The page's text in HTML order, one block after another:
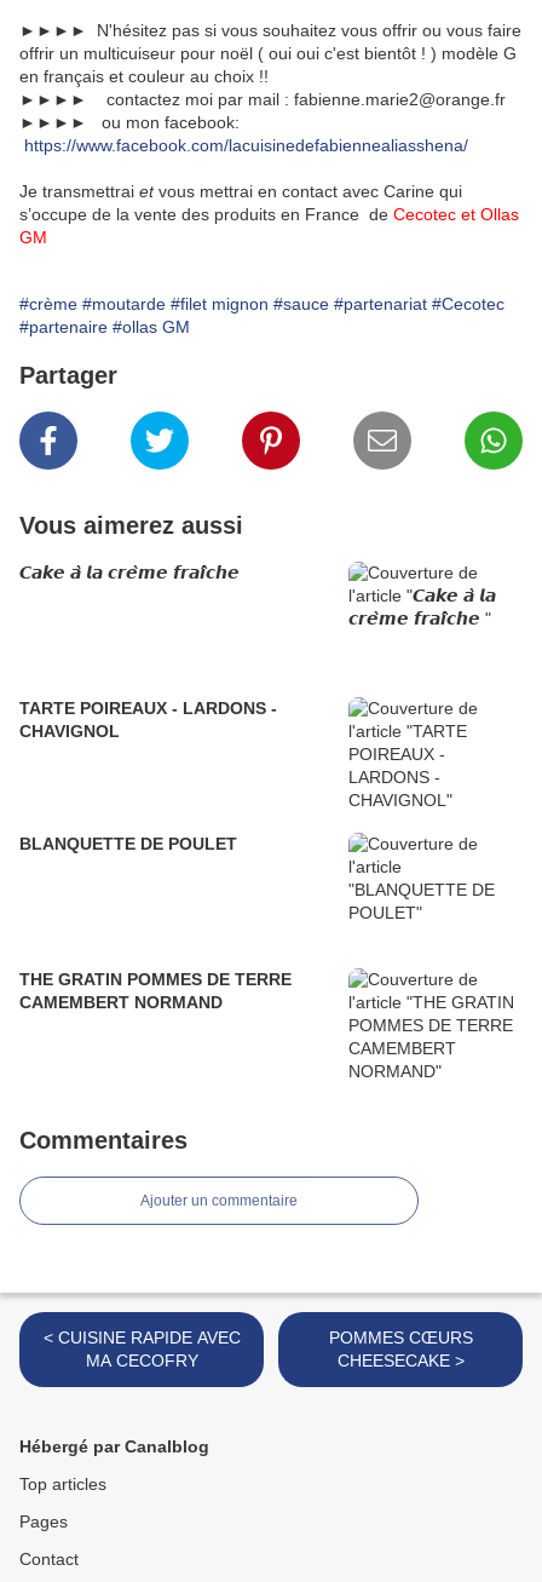
►►►► N'hésitez pas si vous souhaitez vous offrir ou vous faire
offrir un multicuiseur pour noël ( oui oui c'est bientôt ! ) modèle G
en français et couleur au choix !!
►►►► contactez moi par mail : fabienne.marie2@orange.fr
►►►► ou mon facebook:
https://www.facebook.com/lacuisinedefabiennealiasshena/
Je transmettrai etvous mettrai en contact avec Carine qui
s’occupe de la vente des produits en France de Cecotec et Ollas
GM
#crème #moutarde #filet mignon #sauce #partenariat #Cecotec
#partenaire #ollas GM
Partager
Vous aimerez aussi
𝘾𝙖𝙠𝙚 𝙖̀ 𝙡𝙖 𝙘𝙧𝙚̀𝙢𝙚 𝙛𝙧𝙖𝙞̂𝙘𝙝𝙚
TARTE POIREAUX - LARDONS -
CHAVIGNOL
BLANQUETTE DE POULET
THE GRATIN POMMES DE TERRE
CAMEMBERT NORMAND
Commentaires
Ajouter un commentaire
< CUISINE RAPIDE AVEC
MA CECOFRY
POMMES CŒURS
CHEESECAKE >
Hébergé par Canalblog
Top articles
Pages
Contact